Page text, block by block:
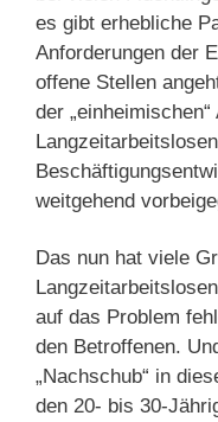
es gibt erhebliche
Anforderungen der
offene Stellen
der
weitgehend
Das nun hat viele
auf das Problem
den Betroffenen.
„Nachschub“ in
den 20- bis 30-